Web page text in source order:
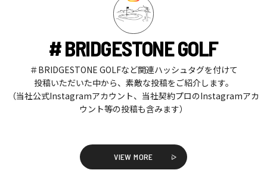
# BRIDGESTONE GOLF
＃BRIDGESTONE GOLFなど関連ハッシュタグを付けて
投稿いただいた中から、素敵な投稿をご紹介します。
（当社公式Instagramアカウント、当社契約プロのInstagramアカ
ウント等の投稿も含みます）
VIEW MORE